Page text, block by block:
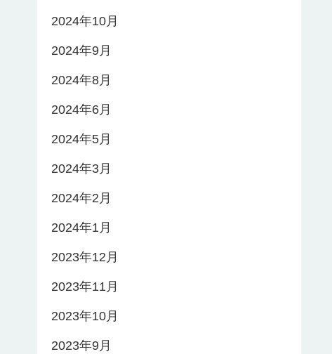
2024年10月
2024年9月
2024年8月
2024年6月
2024年5月
2024年3月
2024年2月
2024年1月
2023年12月
2023年11月
2023年10月
2023年9月